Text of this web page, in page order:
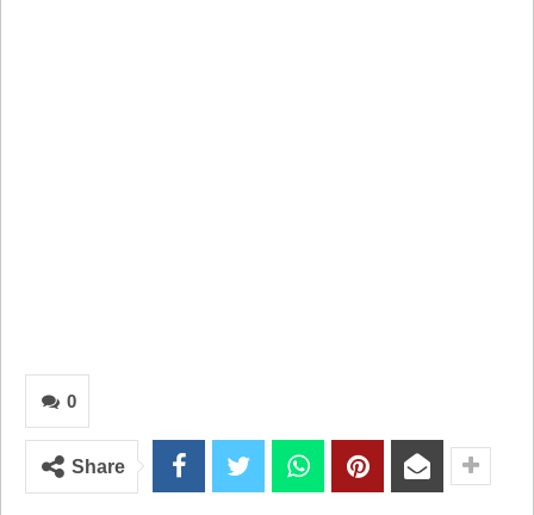
0
Share